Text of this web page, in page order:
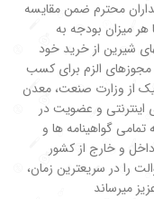
محترم ضمن مقایسه
هر میزان بودجه به
شیرین از خرید خود
مجوزهای الزم برای کسب
از وزارت صنعت، معدن
و عضویت در
گواهینامه ها و
و خارج از کشور
را در سریعترین زمان،
میرساند